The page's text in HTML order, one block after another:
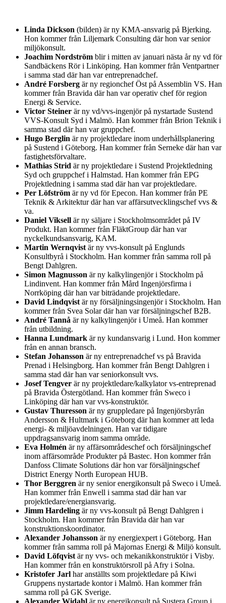
Linda Dickson (bilden) är ny KMA-ansvarig på Bjerking.
Hon kommer från Liljemark Consulting där hon var senior
miljökonsult.
Joachim Nordström blir i mitten av januari nästa år ny vd för
Sandbäckens Rör i Linköping. Han kommer från Ventpartner
i samma stad där han var entreprenadchef.
André Forsberg är ny regionchef Öst på Assemblin VS. Han
kommer från Bravida där han var operativ chef för region
Energi & Service.
Victor Steiner är ny vd/vvs-ingenjör på nystartade Sustend
VVS-Konsult Syd i Malmö. Han kommer från Brion Teknik i
samma stad där han var gruppchef.
Hugo Berglin är ny projektledare inom underhållsplanering
på Sustend i Göteborg. Han kommer från Serneke där han var
fastighetsförvaltare.
Mathias Strid är ny projektledare i Sustend Projektledning
Syd och gruppchef i Halmstad. Han kommer från EPG
Projektledning i samma stad där han var projektledare.
Per Löfström är ny vd för Epecon. Han kommer från PE
Teknik & Arkitektur där han var affärsutvecklingschef vvs &
va.
Daniel Viksell är ny säljare i Stockholmsområdet på IV
Produkt. Han kommer från FläktGroup där han var
nyckelkundsansvarig, KAM.
Martin Wernqvist är ny vvs-konsult på Englunds
Konsultbyrå i Stockholm. Han kommer från samma roll på
Bengt Dahlgren.
Simon Magnusson är ny kalkylingenjör i Stockholm på
Lindinvent. Han kommer från Mård Ingenjörsfirma i
Norrköping där han var biträdande projektledare.
David Lindqvist är ny försäljningsingenjör i Stockholm. Han
kommer från Svea Solar där han var försäljningschef B2B.
André Tannå är ny kalkylingenjör i Umeå. Han kommer
från utbildning.
Hanna Lundmark är ny kundansvarig i Lund. Hon kommer
från en annan bransch.
Stefan Johansson är ny entreprenadchef vs på Bravida
Prenad i Helsingborg. Han kommer från Bengt Dahlgren i
samma stad där han var seniorkonsult vvs.
Josef Tengver är ny projektledare/kalkylator vs-entreprenad
på Bravida Östergötland. Han kommer från Sweco i
Linköping där han var vvs-konstruktör.
Gustav Thuresson är ny gruppledare på Ingenjörsbyrån
Andersson & Hultmark i Göteborg där han kommer att leda
energi- & miljöavdelningen. Han var tidigare
uppdragsansvarig inom samma område.
Eva Holmén är ny affärsområdeschef och försäljningschef
inom affärsområde Produkter på Bastec. Hon kommer från
Danfoss Climate Solutions där hon var försäljningschef
District Energy North European HUB.
Thor Berggren är ny senior energikonsult på Sweco i Umeå.
Han kommer från Enwell i samma stad där han var
projektledare/energiansvarig.
Jimm Hardeling är ny vvs-konsult på Bengt Dahlgren i
Stockholm. Han kommer från Bravida där han var
konstruktionskoordinator.
Alexander Johansson är ny energiexpert i Göteborg. Han
kommer från samma roll på Majornas Energi & Miljö konsult.
David Löfqvist är ny vvs- och mekanikkonstruktör i Visby.
Han kommer från en konstruktörsroll på Afry i Solna.
Kristofer Jarl har anställts som projektledare på Kiwi
Gruppens nystartade kontor i Malmö. Han kommer från
samma roll på GK Sverige.
Alexander Widahl är ny energikonsult på Sustera Group i